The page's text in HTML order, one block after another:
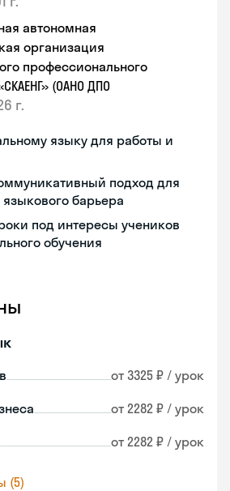
автономная
организация
профессионального
(ОАНО ДПО
г.
языку для работы и
подход для
барьера
под интересы учеников
обучения
от 3325 ₽ / урок
от 2282 ₽ / урок
от 2282 ₽ / урок
(5)